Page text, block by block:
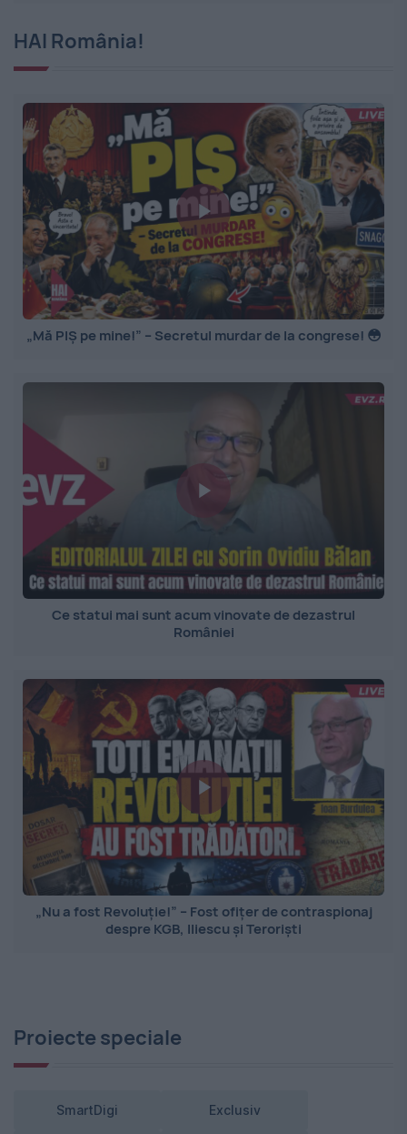
HAI România!
„Mă PIȘ pe mine!” – Secretul murdar de la congrese! 😳
Ce statui mai sunt acum vinovate de dezastrul
României
„Nu a fost Revoluție!” – Fost ofițer de contraspionaj
despre KGB, Iliescu și Teroriști
Proiecte speciale
SmartDigi Exclusiv